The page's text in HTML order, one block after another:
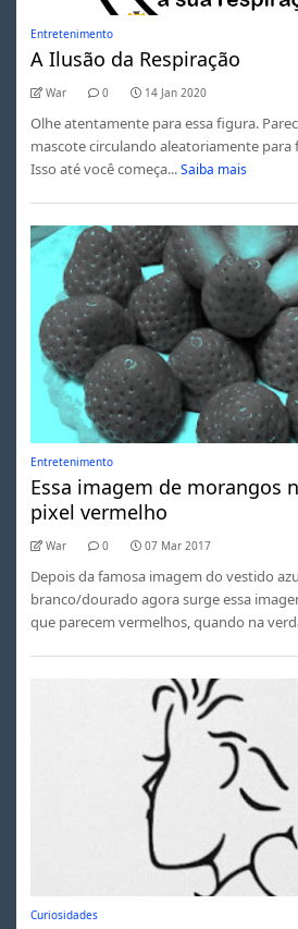
Entretenimento
A Ilusão da Respiração
War 0 14 Jan 2020
Olhe atentamente para essa figura.
mascote circulando aleatoriamente para
Isso até você começa... Saiba mais
Entretenimento
Essa imagem de morangos
pixel vermelho
War 0 07 Mar 2017
Depois da famosa imagem do vestido
branco/dourado agora surge essa
que parecem vermelhos, quando na
Curiosidades